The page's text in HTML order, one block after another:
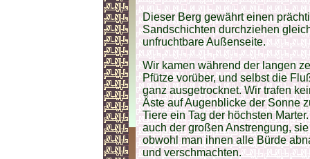
Dieser Berg gewährt einen
Sandschichten durchziehen
unfruchtbare Außenseite.
Wir kamen während der langen
Pfütze vorüber, und selbst die
ganz ausgetrocknet. Wir trafen
Äste auf Augenblicke der Sonne
Tiere ein Tag der höchsten
auch der großen Anstrengung,
obwohl man ihnen alle Bürde
und verschmachten.